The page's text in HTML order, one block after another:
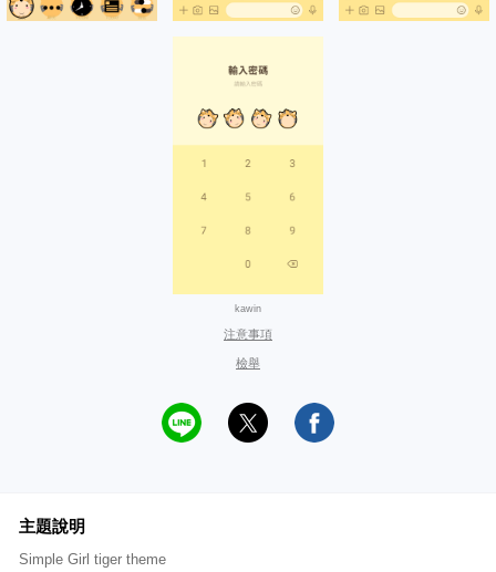
kawin
注意事項
檢舉
主題說明
Simple Girl tiger theme